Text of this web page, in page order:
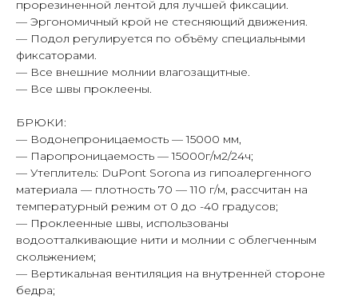
прорезиненной лентой для лучшей фиксации.
— Эргономичный крой не стесняющий движения.
— Подол регулируется по объёму специальными
фиксаторами.
— Все внешние молнии влагозащитные.
— Все швы проклеены.
БРЮКИ:
— Водонепроницаемость — 15000 мм,
— Паропроницаемость — 15000г/м2/24ч;
— Утеплитель: DuPont Sorona из гипоалергенного
материала — плотность 70 — 110 г/м, рассчитан на
температурный режим от 0 до -40 градусов;
— Проклеенные швы, использованы
водоотталкивающие нити и молнии с облегченным
скольжением;
— Вертикальная вентиляция на внутренней стороне
бедра;
Написать в Telegram
Таблица размеров
Гарантия
качества
Быстрая